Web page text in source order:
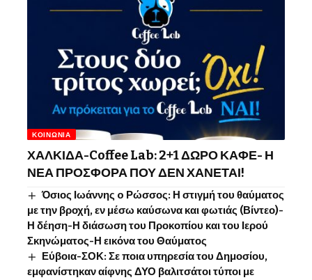
ΚΟΙΝΩΝΊΑ
ΧΑΛΚΙΔΑ-Coffee Lab: 2+1 ΔΩΡΟ ΚΑΦΕ- Η
ΝΕΑ ΠΡΟΣΦΟΡΑ ΠΟΥ ΔΕΝ ΧΑΝΕΤΑΙ!
Όσιος Ιωάννης o Ρώσσος: Η στιγμή του θαύματος
με την βροχή, εν μέσω καύσωνα και φωτιάς (Βίντεο)-
Η δέηση-Η διάσωση του Προκοπίου και του Ιερού
Σκηνώματος-Η εικόνα του Θαύματος
Εύβοια-ΣΟΚ: Σε ποια υπηρεσία του Δημοσίου,
εμφανίστηκαν αίφνης ΔΥΟ βαλιτσάτοι τύποι με